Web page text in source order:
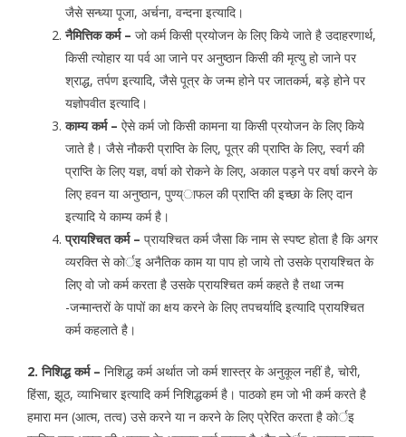
जैसे सन्ध्या पूजा, अर्चना, वन्दना इत्यादि।
नैमित्तिक कर्म – जो कर्म किसी प्रयोजन के लिए किये जाते है उदाहरणार्थ,
किसी त्योहार या पर्व आ जाने पर अनुष्ठान किसी की मृत्यु हो जाने पर
श्राद्ध, तर्पण इत्यादि, जैसे पूत्र के जन्म होने पर जातकर्म, बड़े होने पर
यज्ञोपवीत इत्यादि।
काम्य कर्म – ऐसे कर्म जो किसी कामना या किसी प्रयोजन के लिए किये
जाते है। जैसे नौकरी प्राप्ति के लिए, पूत्र की प्राप्ति के लिए, स्वर्ग की
प्राप्ति के लिए यज्ञ, वर्षा को रोकने के लिए, अकाल पड़ने पर वर्षा करने के
लिए हवन या अनुष्ठान, पुण्य्ाफल की प्राप्ति की इच्छा के लिए दान
इत्यादि ये काम्य कर्म है।
प्रायश्चित कर्म – प्रायश्चित कर्म जैसा कि नाम से स्पष्ट होता है कि अगर
व्यरक्ति से कोर्इ अनैतिक काम या पाप हो जाये तो उसके प्रायश्चित के
लिए वो जो कर्म करता है उसके प्रायश्चित कर्म कहते है तथा जन्म
-जन्मान्तरों के पापों का क्षय करने के लिए तपचर्यादि इत्यादि प्रायश्चित
कर्म कहलाते है।
2. निशिद्ध कर्म – निशिद्ध कर्म अर्थात जो कर्म शास्त्र के अनुकूल नहीं है, चोरी,
हिंसा, झूठ, व्याभिचार इत्यादि कर्म निशिद्धकर्म है। पाठको हम जो भी कर्म करते है
हमारा मन (आत्म, तत्व) उसे करने या न करने के लिए प्रेरित करता है कोर्इ